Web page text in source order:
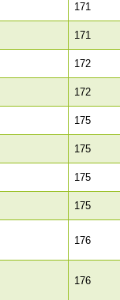
171
171
172
172
175
175
175
175
176
176